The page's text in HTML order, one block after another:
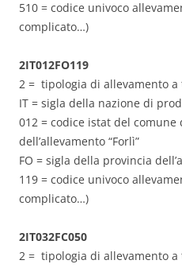
510 = codice univoco
complicato…)
2IT012FO119
2 = tipologia di allevamento a
IT = sigla della nazione di
012 = codice istat del comune
dell’allevamento “Forlì”
FO = sigla della provincia
119 = codice univoco
complicato…)
2IT032FC050
2 = tipologia di allevamento a